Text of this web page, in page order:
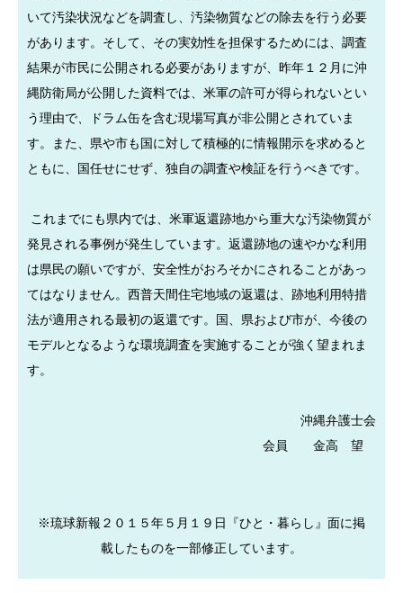
いて汚染状況などを調査し、汚染物質などの除去を行う必要
があります。そして、その実効性を担保するためには、調査
結果が市民に公開される必要がありますが、昨年１２月に沖
縄防衛局が公開した資料では、米軍の許可が得られないとい
う理由で、ドラム缶を含む現場写真が非公開とされていま
す。また、県や市も国に対して積極的に情報開示を求めると
ともに、国任せにせず、独自の調査や検証を行うべきです。
これまでにも県内では、米軍返還跡地から重大な汚染物質が
発見される事例が発生しています。返還跡地の速やかな利用
は県民の願いですが、安全性がおろそかにされることがあっ
てはなりません。西普天間住宅地域の返還は、跡地利用特措
法が適用される最初の返還です。国、県および市が、今後の
モデルとなるような環境調査を実施することが強く望まれま
す。
沖縄弁護士会
会員 金高 望
※琉球新報２０１５年５月１９日『ひと・暮らし』面に掲
載したものを一部修正しています。